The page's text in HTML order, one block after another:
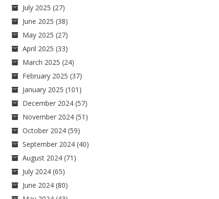
July 2025 (27)
June 2025 (38)
May 2025 (27)
April 2025 (33)
March 2025 (24)
February 2025 (37)
January 2025 (101)
December 2024 (57)
November 2024 (51)
October 2024 (59)
September 2024 (40)
August 2024 (71)
July 2024 (65)
June 2024 (80)